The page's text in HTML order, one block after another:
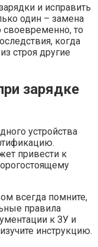
и исправить
один – замена
своевременно, то
когда
строя другие
зарядке
устройства
привести к
всегда помните,
правила
к ЗУ и
инструкцию.